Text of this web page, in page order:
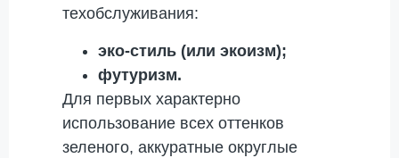
техобслуживания:
эко-стиль (или экоизм);
футуризм.
Для первых характерно
использование всех оттенков
зеленого, аккуратные округлые